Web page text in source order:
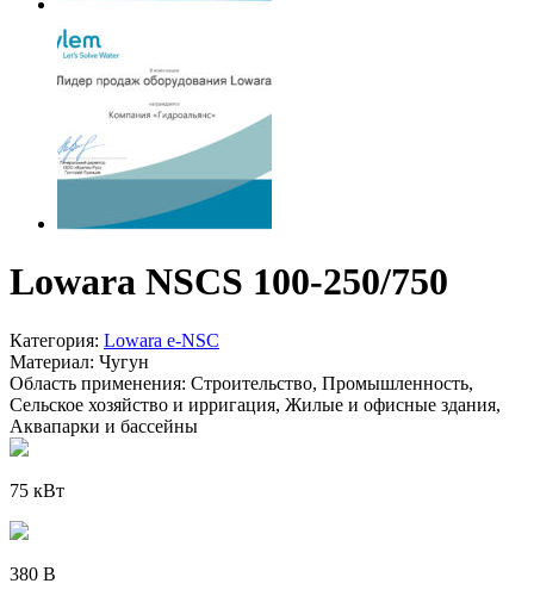
Lowara NSCS 100-250/750
Категория: Lowara e-NSC
Материал: Чугун
Область применения: Строительство, Промышленность,
Сельское хозяйство и ирригация, Жилые и офисные здания,
Аквапарки и бассейны
75 кВт
380 В